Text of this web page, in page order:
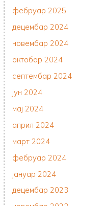
фебруар 2025
децембар 2024
новембар 2024
октобар 2024
септембар 2024
јун 2024
мај 2024
април 2024
март 2024
фебруар 2024
јануар 2024
децембар 2023